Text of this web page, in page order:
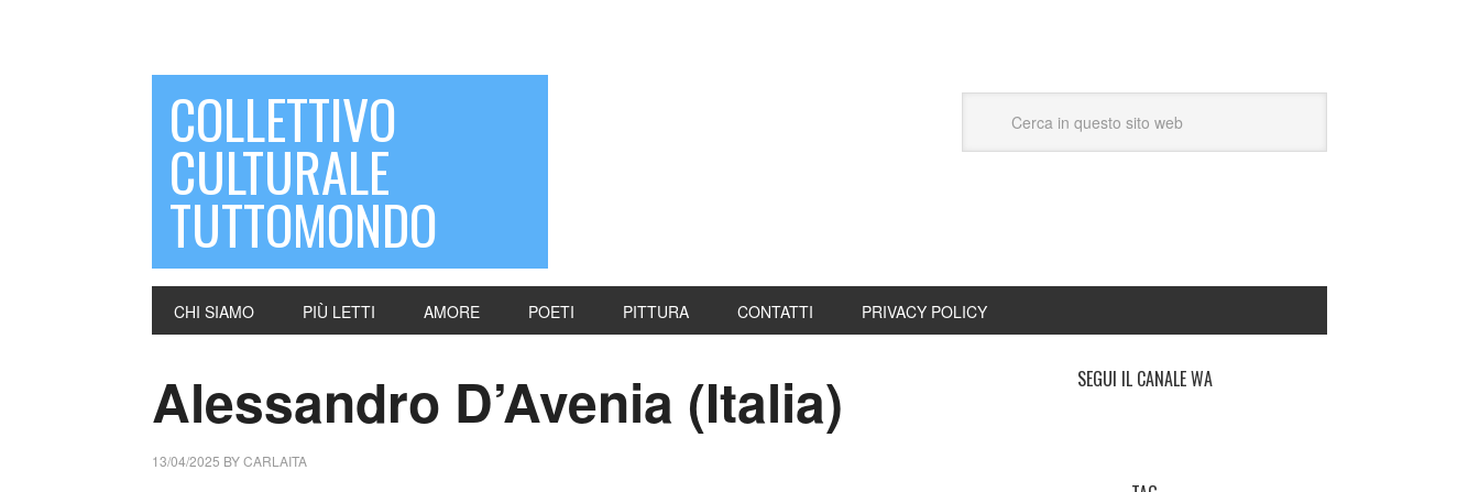
COLLETTIVO
CULTURALE
TUTTOMONDO
CHI SIAMO PIÙ LETTI AMORE POETI PITTURA CONTATTI PRIVACY POLICY
Alessandro D’Avenia (Italia)
13/04/2025 BYCARLAITA
SEGUI IL CANALE WA